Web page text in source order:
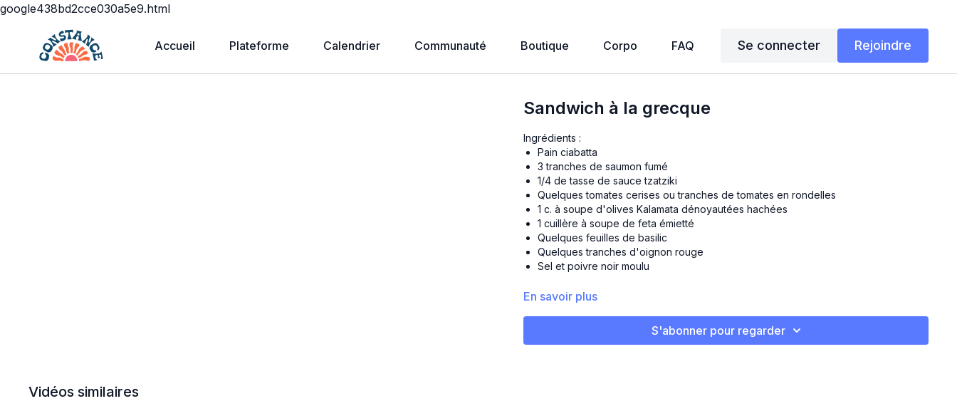
google438bd2cce030a5e9.html
Accueil Plateforme Calendrier Communauté Boutique Corpo FAQ Se connecter Rejoindre
Sandwich à la grecque
Ingrédients :
Pain ciabatta
3 tranches de saumon fumé
1/4 de tasse de sauce tzatziki
Quelques tomates cerises ou tranches de tomates en rondelles
1 c. à soupe d'olives Kalamata dénoyautées hachées
1 cuillère à soupe de feta émietté
Quelques feuilles de basilic
Quelques tranches d'oignon rouge
Sel et poivre noir moulu
Préparation :
En savoir plus
S'abonner pour regarder
Vidéos similaires